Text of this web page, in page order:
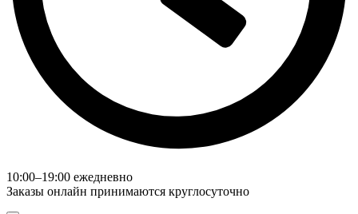
10:00–19:00 ежедневно
Заказы онлайн принимаются круглосуточно